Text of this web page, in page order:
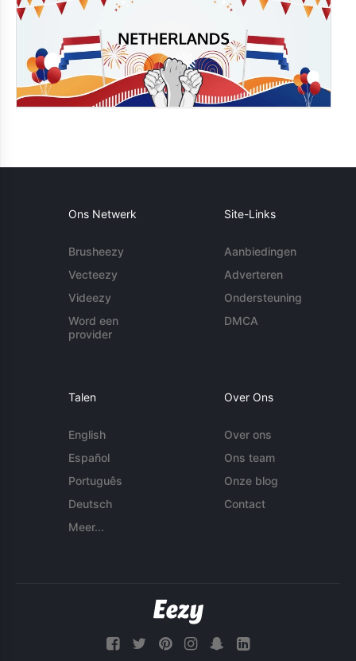
Ons Netwerk
Brusheezy
Vecteezy
Videezy
Word een
provider
Site-Links
Aanbiedingen
Adverteren
Ondersteuning
DMCA
Talen
English
Español
Português
Deutsch
Meer...
Over Ons
Over ons
Ons team
Onze blog
Contact